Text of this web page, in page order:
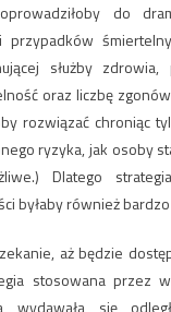
do
służby zdrowia,
oraz liczbę
rozwiązać chroniąc
ryzyka, jak osoby
Dlatego
byłaby również
aż będzie
stosowana przez
wydawała się